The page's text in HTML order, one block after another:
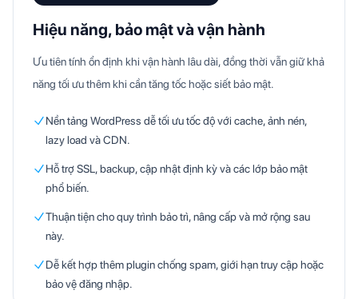
Hiệu năng, bảo mật và vận hành
Ưu tiên tính ổn định khi vận hành lâu dài, đồng thời vẫn giữ khả
năng tối ưu thêm khi cần tăng tốc hoặc siết bảo mật.
Nền tảng WordPress dễ tối ưu tốc độ với cache, ảnh nén,
lazy load và CDN.
Hỗ trợ SSL, backup, cập nhật định kỳ và các lớp bảo mật
phổ biến.
Thuận tiện cho quy trình bảo trì, nâng cấp và mở rộng sau
này.
Dễ kết hợp thêm plugin chống spam, giới hạn truy cập hoặc
bảo vệ đăng nhập.